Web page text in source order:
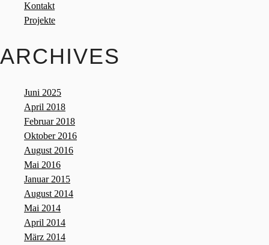
Kontakt
Projekte
ARCHIVES
Juni 2025
April 2018
Februar 2018
Oktober 2016
August 2016
Mai 2016
Januar 2015
August 2014
Mai 2014
April 2014
März 2014